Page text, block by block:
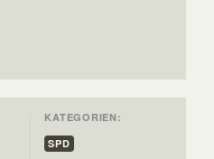
KATEGORIEN:
SPD